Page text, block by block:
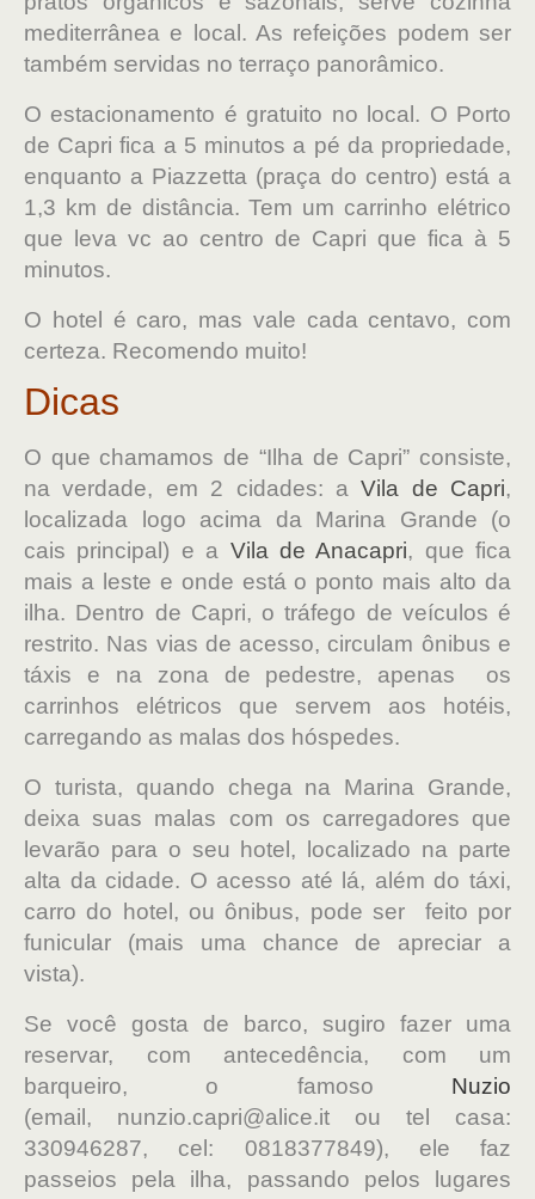
mediterrânea e local. As refeições podem ser
também servidas no terraço panorâmico.
O estacionamento é gratuito no local. O Porto
de Capri fica a 5 minutos a pé da propriedade,
enquanto a Piazzetta (praça do centro) está a
1,3 km de distância. Tem um carrinho elétrico
que leva vc ao centro de Capri que fica à 5
minutos.
O hotel é caro, mas vale cada centavo, com
certeza. Recomendo muito!
Dicas
O que chamamos de “Ilha de Capri” consiste,
na verdade, em 2 cidades: aVila de Capri,
localizada logo acima da Marina Grande (o
cais principal) e a Vila de Anacapri, que fica
mais a leste e onde está o ponto mais alto da
ilha. Dentro de Capri, o tráfego de veículos é
restrito. Nas vias de acesso, circulam ônibus e
táxis e na zona de pedestre, apenas os
carrinhos elétricos que servem aos hotéis,
carregando as malas dos hóspedes.
O turista, quando chega na Marina Grande,
deixa suas malas com os carregadores que
levarão para o seu hotel, localizado na parte
alta da cidade. O acesso até lá, além do táxi,
carro do hotel, ou ônibus, pode ser feito por
funicular (mais uma chance de apreciar a
vista).
Se você gosta de barco, sugiro fazer uma
reservar, com antecedência, com um
barqueiro, o famoso Nuzio
(email, nunzio.capri@alice.it ou tel casa:
330946287, cel: 0818377849), ele faz
passeios pela ilha, passando pelos lugares